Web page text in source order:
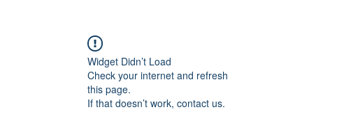
Widget Didn’t Load
Check your internet and refresh
this page.
If that doesn’t work, contact us.